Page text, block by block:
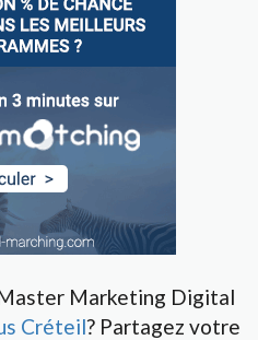
Marketing Digital
Créteil? Partagez votre